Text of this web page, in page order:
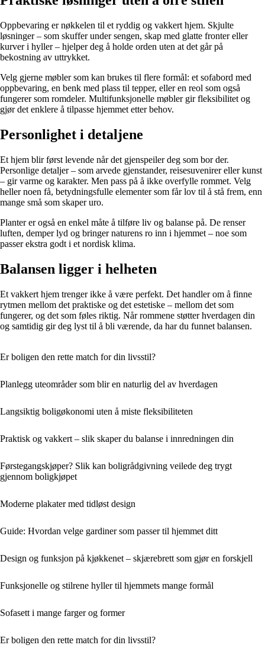
Oppbevaring er nøkkelen til et ryddig og vakkert hjem. Skjulte
løsninger – som skuffer under sengen, skap med glatte fronter eller
kurver i hyller – hjelper deg å holde orden uten at det går på
bekostning av uttrykket.
Velg gjerne møbler som kan brukes til flere formål: et sofabord med
oppbevaring, en benk med plass til tepper, eller en reol som også
fungerer som romdeler. Multifunksjonelle møbler gir fleksibilitet og
gjør det enklere å tilpasse hjemmet etter behov.
Personlighet i detaljene
Et hjem blir først levende når det gjenspeiler deg som bor der.
Personlige detaljer – som arvede gjenstander, reisesuvenirer eller kunst
– gir varme og karakter. Men pass på å ikke overfylle rommet. Velg
heller noen få, betydningsfulle elementer som får lov til å stå frem, enn
mange små som skaper uro.
Planter er også en enkel måte å tilføre liv og balanse på. De renser
luften, demper lyd og bringer naturens ro inn i hjemmet – noe som
passer ekstra godt i et nordisk klima.
Balansen ligger i helheten
Et vakkert hjem trenger ikke å være perfekt. Det handler om å finne
rytmen mellom det praktiske og det estetiske – mellom det som
fungerer, og det som føles riktig. Når rommene støtter hverdagen din
og samtidig gir deg lyst til å bli værende, da har du funnet balansen.
Er boligen den rette match for din livsstil?
Planlegg uteområder som blir en naturlig del av hverdagen
Langsiktig boligøkonomi uten å miste fleksibiliteten
Praktisk og vakkert – slik skaper du balanse i innredningen din
Førstegangskjøper? Slik kan boligrådgivning veilede deg trygt
gjennom boligkjøpet
Moderne plakater med tidløst design
Guide: Hvordan velge gardiner som passer til hjemmet ditt
Design og funksjon på kjøkkenet – skjærebrett som gjør en forskjell
Funksjonelle og stilrene hyller til hjemmets mange formål
Sofasett i mange farger og former
Er boligen den rette match for din livsstil?